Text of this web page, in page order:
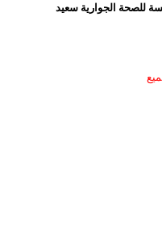
للصحة الجوارية سعيد